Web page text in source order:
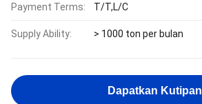
Payment Terms: T/T,L/C
Supply Ability: > 1000 ton per bulan
Dapatkan Kutipan